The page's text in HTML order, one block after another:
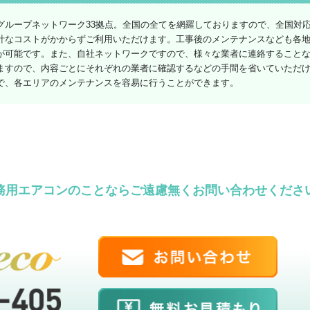
ループネットワーク33拠点。全国の全てを網羅しておりますので、全国対
なコストがかからずご利用いただけます。工事後のメンテナンスなども各
可能です。また、自社ネットワークですので、様々な業者に連絡すること
すので、内容ごとにそれぞれの業者に確認するなどの手間を省いていただ
、各エリアのメンテナンスを容易に行うことができます。
用エアコンのことならご遠慮無くお問い合わせくださ